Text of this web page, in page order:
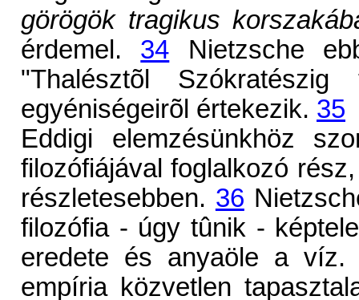
görögök tragikus
érdemel. 34 Nietzsche
"Thalésztõl Szókratészig
egyéniségeirõl értekezik. 35
Eddigi elemzésünkhöz
filozófiájával foglalkozó
részletesebben. 36
filozófia - úgy tûnik -
eredete és anyaöle a
empíria közvetlen